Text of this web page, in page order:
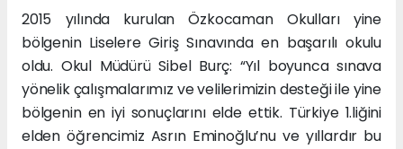
2015 yılında kurulan Özkocaman Okulları yine
bölgenin Liselere Giriş Sınavında en başarılı okulu
oldu. Okul Müdürü Sibel Burç: “Yıl boyunca sınava
yönelik çalışmalarımız ve velilerimizin desteği ile yine
bölgenin en iyi sonuçlarını elde ettik. Türkiye 1.liğini
elden öğrencimiz Asrın Eminoğlu’nu ve yıllardır bu